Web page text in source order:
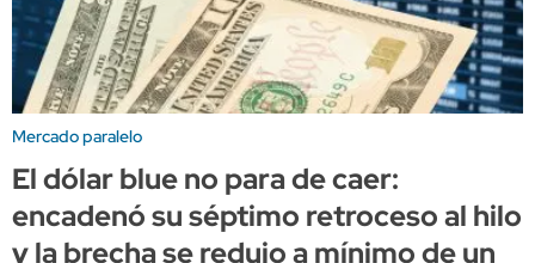
Mercado paralelo
El dólar blue no para de caer:
encadenó su séptimo retroceso al hilo
y la brecha se redujo a mínimo de un